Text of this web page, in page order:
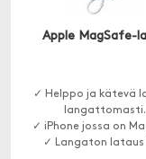
Apple MagSafe-
✓ Helppo ja kätevä
langattomasti.
✓ iPhone jossa on
✓ Langaton lataus